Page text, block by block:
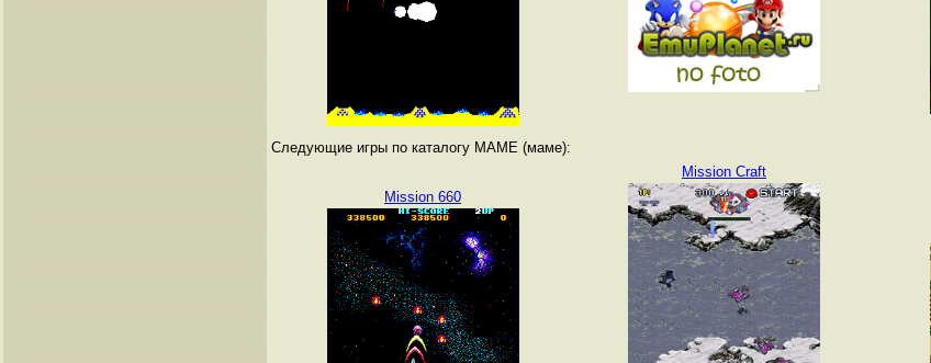
Следующие игры по каталогу MAME (маме):
Mission 660
Mission Craft